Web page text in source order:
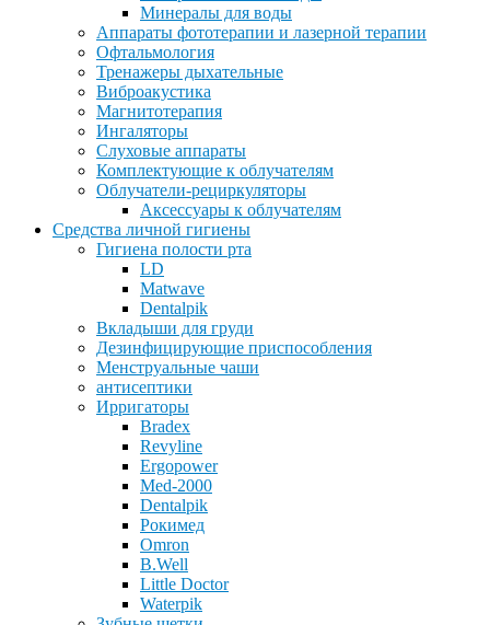
Минералы для воды
Аппараты фототерапии и лазерной терапии
Офтальмология
Тренажеры дыхательные
Виброакустика
Магнитотерапия
Ингаляторы
Слуховые аппараты
Комплектующие к облучателям
Облучатели-рециркуляторы
Аксессуары к облучателям
Средства личной гигиены
Гигиена полости рта
LD
Matwave
Dentalpik
Вкладыши для груди
Дезинфицирующие приспособления
Менструальные чаши
антисептики
Ирригаторы
Bradex
Revyline
Ergopower
Med-2000
Dentalpik
Рокимед
Omron
B.Well
Little Doctor
Waterpik